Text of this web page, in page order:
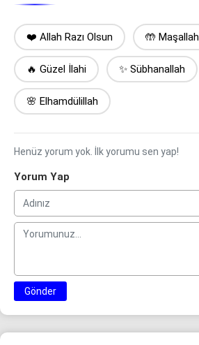
❤️ Allah Razı Olsun 🤲 Maşallah
🔥 Güzel İlahi ✨ Sübhanallah
🌸 Elhamdülillah
Henüz yorum yok. İlk yorumu sen yap!
Yorum Yap
Gönder